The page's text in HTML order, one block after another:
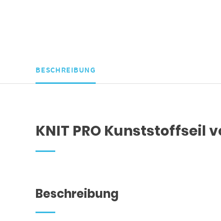
BESCHREIBUNG
KNIT PRO Kunststoffseil
Beschreibung